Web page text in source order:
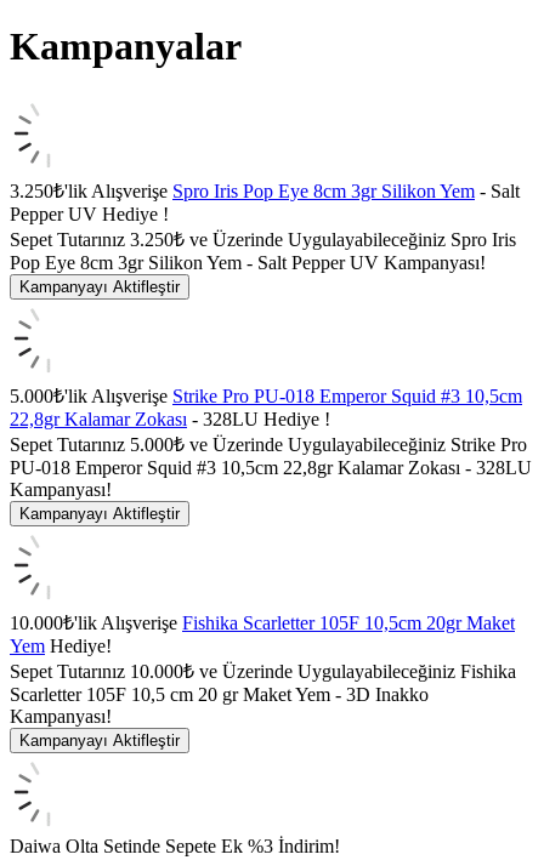
Kampanyalar
3.250₺'lik Alışverişe Spro Iris Pop Eye 8cm 3gr Silikon Yem - Salt
Pepper UV Hediye !
Sepet Tutarınız 3.250₺ ve Üzerinde Uygulayabileceğiniz Spro Iris
Pop Eye 8cm 3gr Silikon Yem - Salt Pepper UV Kampanyası!
Kampanyayı Aktifleştir
5.000₺'lik Alışverişe Strike Pro PU-018 Emperor Squid #3 10,5cm
22,8gr Kalamar Zokası - 328LU Hediye !
Sepet Tutarınız 5.000₺ ve Üzerinde Uygulayabileceğiniz Strike Pro
PU-018 Emperor Squid #3 10,5cm 22,8gr Kalamar Zokası - 328LU
Kampanyası!
Kampanyayı Aktifleştir
10.000₺'lik Alışverişe Fishika Scarletter 105F 10,5cm 20gr Maket
Yem Hediye!
Sepet Tutarınız 10.000₺ ve Üzerinde Uygulayabileceğiniz Fishika
Scarletter 105F 10,5 cm 20 gr Maket Yem - 3D Inakko
Kampanyası!
Kampanyayı Aktifleştir
Daiwa Olta Setinde Sepete Ek %3 İndirim!